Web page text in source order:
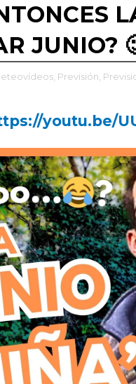
JUNIO?
Previsión,
youtu.be/